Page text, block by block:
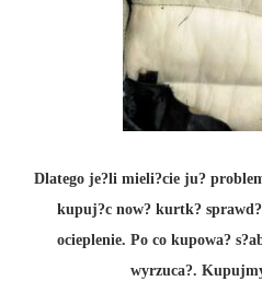
Dlatego je?li mieli?cie ju?
kupuj?c now? kurtk?
ocieplenie. Po co kupowa?
wyrzuca?.